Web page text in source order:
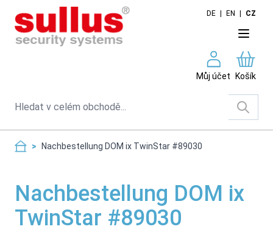
Skip to Content
DE EN CZ
Můj účet Košík
Search
> Nachbestellung DOM ix TwinStar #89030
Nachbestellung DOM ix
TwinStar #89030